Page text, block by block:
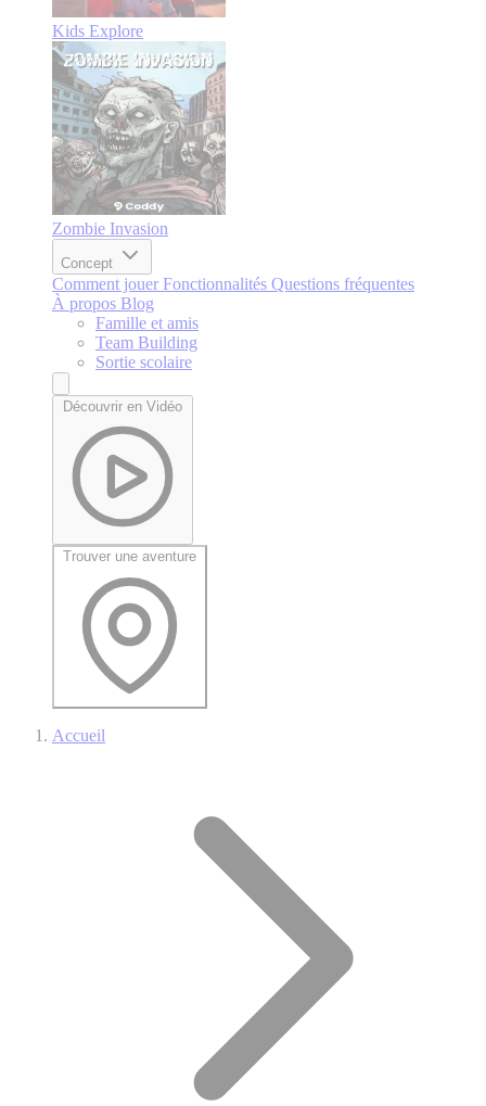
Kids Explore
Zombie Invasion
Concept
Comment jouer Fonctionnalités Questions fréquentes
À propos Blog
Famille et amis
Team Building
Sortie scolaire
Découvrir en Vidéo
Trouver une aventure
Accueil